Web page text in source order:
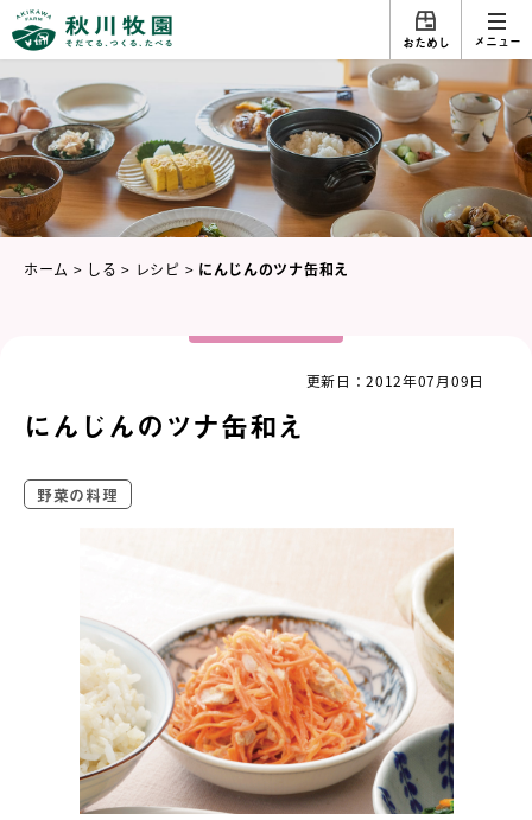
おためし メニュー
ホーム > しる > レシピ > にんじんのツナ缶和え
更新日：2012年07月09日
にんじんのツナ缶和え
野菜の料理